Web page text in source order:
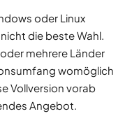
oder Linux
die beste Wahl.
mehrere Länder
womöglich
Vollversion vorab
Angebot.